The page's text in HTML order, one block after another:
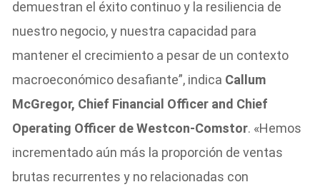
demuestran el éxito continuo y la resiliencia de
nuestro negocio, y nuestra capacidad para
mantener el crecimiento a pesar de un contexto
macroeconómico desafiante”, indica Callum
McGregor, Chief Financial Officer and Chief
Operating Officer de Westcon-Comstor. «Hemos
incrementado aún más la proporción de ventas
brutas recurrentes y no relacionadas con